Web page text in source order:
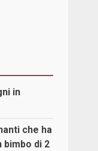
in
che ha
bimbo di 2